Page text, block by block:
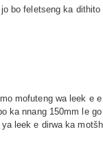
bo feletseng ka
mofuteng wa leek
ka nnang 150mm le
leek e dirwa ka